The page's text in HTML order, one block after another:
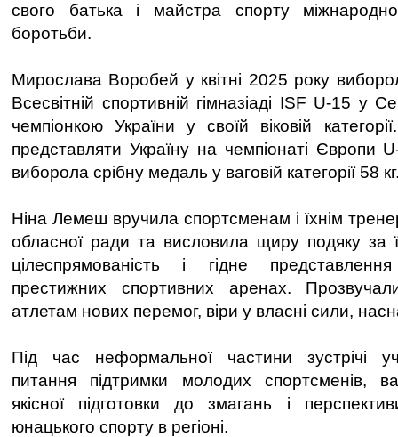
свого батька і майстра спорту
боротьби.
Мирослава Воробей у квітні 2025 року
Всесвітній спортивній гімназіаді ISF U-15 у
чемпіонкою України у своїй віковій
представляти Україну на чемпіонаті Європи
виборола срібну медаль у ваговій категорії 58
Ніна Лемеш вручила спортсменам і їхнім
обласної ради та висловила щиру подяку за
цілеспрямованість і гідне
престижних спортивних аренах.
атлетам нових перемог, віри у власні сили,
Під час неформальної частини зустрічі
питання підтримки молодих спортсменів,
якісної підготовки до змагань і
юнацького спорту в регіоні.